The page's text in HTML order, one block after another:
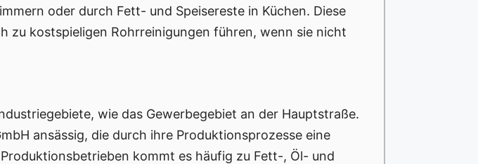
oder durch Fett- und Speisereste in Küchen. Diese
zu kostspieligen Rohrreinigungen führen, wenn sie nicht
wie das Gewerbegebiet an der Hauptstraße.
ansässig, die durch ihre Produktionsprozesse eine
kommt es häufig zu Fett-, Öl- und